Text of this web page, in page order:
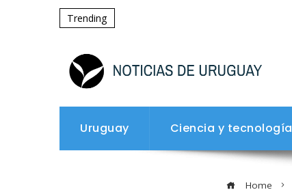
Trending
Uruguay Ciencia y tecnología
Home